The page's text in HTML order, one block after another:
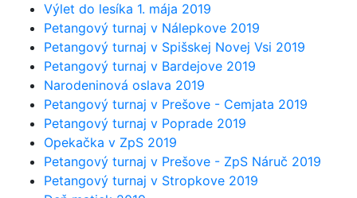
Výlet do lesíka 1. mája 2019
Petangový turnaj v Nálepkove 2019
Petangový turnaj v Spišskej Novej Vsi 2019
Petangový turnaj v Bardejove 2019
Narodeninová oslava 2019
Petangový turnaj v Prešove - Cemjata 2019
Petangový turnaj v Poprade 2019
Opekačka v ZpS 2019
Petangový turnaj v Prešove - ZpS Náruč 2019
Petangový turnaj v Stropkove 2019